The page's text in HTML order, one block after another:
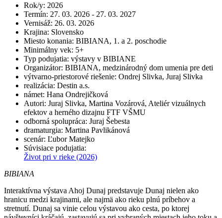
Rok/y: 2026
Termín: 27. 03. 2026 - 27. 03. 2027
Vernisáž: 26. 03. 2026
Krajina: Slovensko
Miesto konania: BIBIANA, 1. a 2. poschodie
Minimálny vek: 5+
Typ podujatia: výstavy v BIBIANE
Organizátor: BIBIANA, medzinárodný dom umenia pre deti
výtvarno-priestorové riešenie: Ondrej Slivka, Juraj Slivka
realizácia: Destin a.s.
námet: Hana Ondrejičková
Autori: Juraj Slivka, Martina Vozárová, Ateliér vizuálnych
efektov a herného dizajnu FTF VŠMU
odborná spolupráca: Juraj Šebesta
dramaturgia: Martina Pavlikánová
scenár: Ľubor Matejko
Súvisiace podujatia:
Život pri v rieke (2026)
BIBIANA
Interaktívna výstava Ahoj Dunaj predstavuje Dunaj nielen ako
hranicu medzi krajinami, ale najmä ako rieku plnú príbehov a
stretnutí. Dunaj sa vinie celou výstavou ako cesta, po ktorej